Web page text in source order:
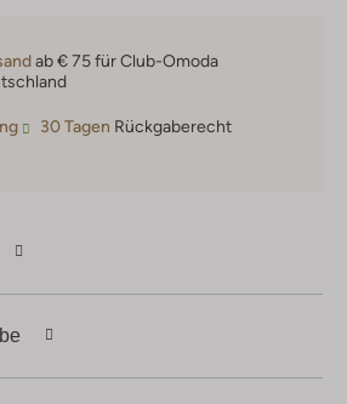
ab € 75 für Club-Omoda
30 Tagen Rückgaberecht